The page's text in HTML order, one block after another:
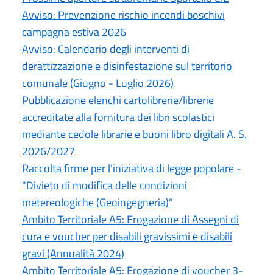
Avviso: Prevenzione rischio incendi boschivi
campagna estiva 2026
Avviso: Calendario degli interventi di
derattizzazione e disinfestazione sul territorio
comunale (Giugno - Luglio 2026)
Pubblicazione elenchi cartolibrerie/librerie
accreditate alla fornitura dei libri scolastici
mediante cedole librarie e buoni libro digitali A. S.
2026/2027
Raccolta firme per l'iniziativa di legge popolare -
"Divieto di modifica delle condizioni
metereologiche (Geoingegneria)"
Ambito Territoriale A5: Erogazione di Assegni di
cura e voucher per disabili gravissimi e disabili
gravi (Annualità 2024)
Ambito Territoriale A5: Erogazione di voucher 3-